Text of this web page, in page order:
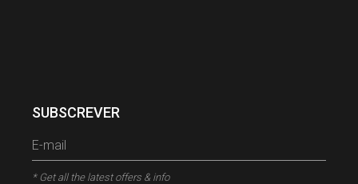
SUBSCREVER
* Get all the latest offers & info